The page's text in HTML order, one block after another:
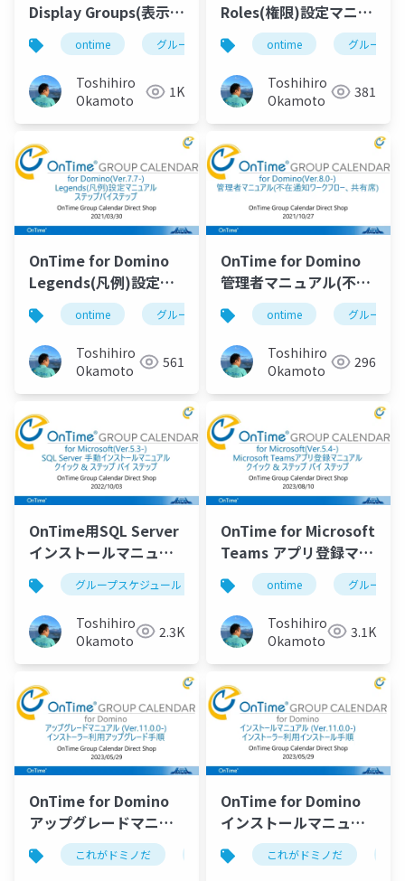
Display Groups(表示グ
ループ)設定マニュアル
ontime グループカレンダー 組織カレンダー
Toshihiro
Okamoto
1K
Roles(権限)設定マニュ
アル
ontime グループ
Toshihiro
Okamoto
381
OnTime for Domino
Legends(凡例)設定マ
ニュアルontime グループカレンダー 組織カレンダー
Toshihiro
Okamoto
561
OnTime for Domino
管理者マニュアル(不在
通知ワークフロー、共
有席)
ontime グループ
Toshihiro
Okamoto
296
OnTime用SQL Server
インストールマニュア
ル
グループスケジュール ontime グループカレンダー
Toshihiro
Okamoto
2.3K
OnTime for Microsoft
Teams アプリ登録マニ
ュアルontime グループ
Toshihiro
Okamoto
3.1K
OnTime for Domino
アップグレードマニュ
アル
これがドミノだ ontime hcl domino
OnTime for Domino
インストールマニュア
ル
これがドミノだ